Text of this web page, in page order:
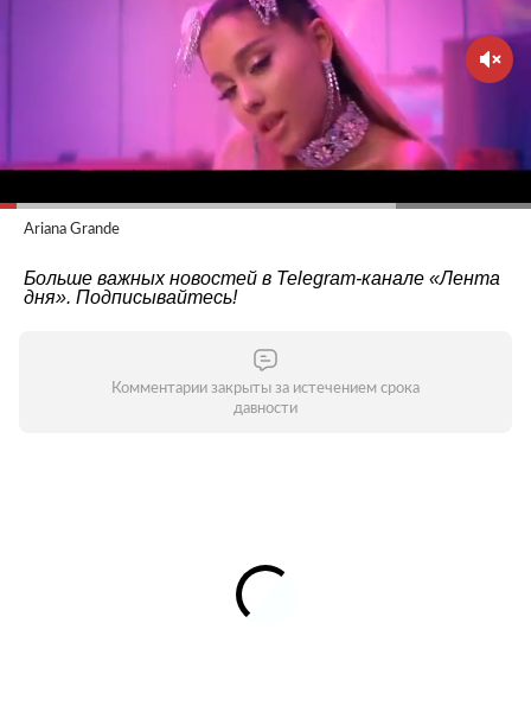
Ariana Grande
Больше важных новостей в Telegram-канале «Лента
дня». Подписывайтесь!
Комментарии закрыты за истечением срока
давности